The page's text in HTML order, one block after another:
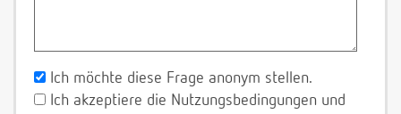
Ich möchte diese Frage anonym stellen.
Ich akzeptiere die Nutzungsbedingungen und